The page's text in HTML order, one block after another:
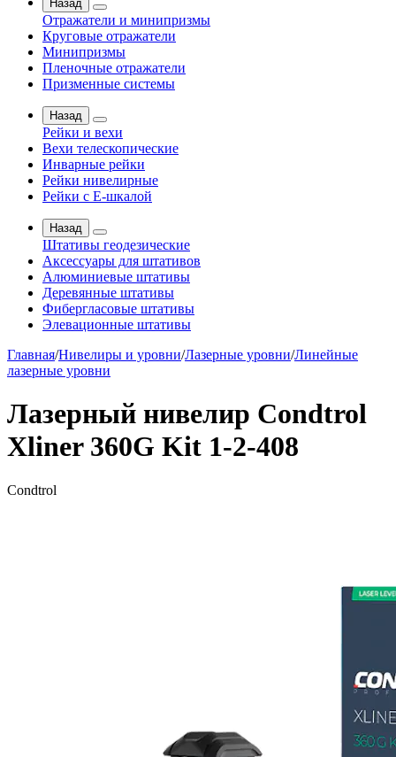
Назад
Отражатели и минипризмы
Круговые отражатели
Минипризмы
Пленочные отражатели
Призменные системы
Назад
Рейки и вехи
Вехи телескопические
Инварные рейки
Рейки нивелирные
Рейки с Е-шкалой
Назад
Штативы геодезические
Аксессуары для штативов
Алюминиевые штативы
Деревянные штативы
Фибергласовые штативы
Элевационные штативы
Главная/Нивелиры и уровни/Лазерные уровни/Линейные
лазерные уровни
Лазерный нивелир Condtrol
Xliner 360G Kit 1-2-408
Condtrol